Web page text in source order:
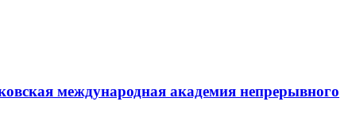
международная академия непрерывного